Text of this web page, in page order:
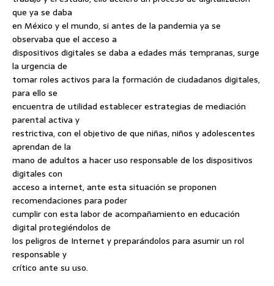
que ya se daba
en México y el mundo, si antes de la pandemia ya se
observaba que el acceso a
dispositivos digitales se daba a edades más tempranas, surge
la urgencia de
tomar roles activos para la formación de ciudadanos digitales,
para ello se
encuentra de utilidad establecer estrategias de mediación
parental activa y
restrictiva, con el objetivo de que niñas, niños y adolescentes
aprendan de la
mano de adultos a hacer uso responsable de los dispositivos
digitales con
acceso a internet, ante esta situación se proponen
recomendaciones para poder
cumplir con esta labor de acompañamiento en educación
digital protegiéndolos de
los peligros de Internet y preparándolos para asumir un rol
responsable y
crítico ante su uso.